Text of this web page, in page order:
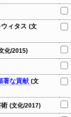
ィタス (文
化/2015)
著な貢献 (文
(文化/2017)